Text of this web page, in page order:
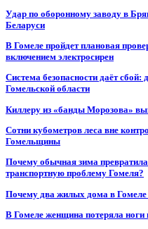
Удар по оборонному заводу в
Беларуси
В Гомеле пройдет плановая
включением электросирен
Система безопасности даёт сбой:
Гомельской области
Киллеру из «банды Морозова»
Сотни кубометров леса вне
Гомельщины
Почему обычная зима
транспортную проблему Гомеля?
Почему два жилых дома в Гомеле
В Гомеле женщина потеряла ноги